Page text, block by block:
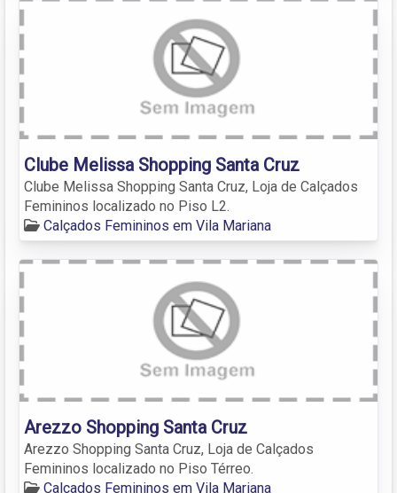
Clube Melissa Shopping Santa Cruz
Clube Melissa Shopping Santa Cruz, Loja de Calçados
Femininos localizado no Piso L2.
Calçados Femininos em Vila Mariana
Arezzo Shopping Santa Cruz
Arezzo Shopping Santa Cruz, Loja de Calçados
Femininos localizado no Piso Térreo.
Calçados Femininos em Vila Mariana